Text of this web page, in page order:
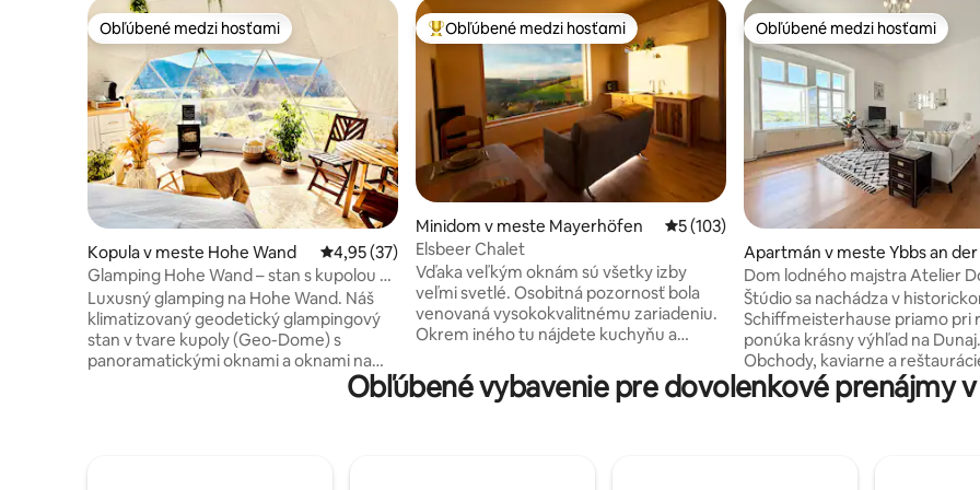
Obľúbené medzi hosťami
Obľúbené medzi hosťami
Kopula v meste Hohe Wand Priemerné ohodnotenie 4,95 z 5, počet hodnotení: 37
4,95 (37)
Glamping Hohe Wand – stan s kupolou a
oknom v tvare hviezdy
Luxusný glamping na Hohe Wand. Náš
klimatizovaný geodetický glampingový
stan v tvare kupoly (Geo-Dome) s
panoramatickými oknami a oknami na
pozorovanie hviezd ponúka prírodu,
romantiku a skutočný pocit stanu v tvare
Najobľúbenejšie medzi hosťami
Obľúbené medzi hosťami
Minidom v meste Mayerhöfen Priemerné ohodnotenie 5 z 5, počet
5 (103)
Elsbeer Chalet
Vďaka veľkým oknám sú všetky izby
veľmi svetlé. Osobitná pozornosť bola
venovaná vysokokvalitnému zariadeniu.
Okrem iného tu nájdete kuchyňu a
jelšového dreva. V celej chate je
bezplatné Wi-Fi pripojenie na internet,
Obľúbené medzi hosťami
Obľúbené medzi hosťami
Apartmán v meste Ybbs an der
onau
Dom lodného majstra Atelier
Štúdio sa nachádza v
Schiffmeisterhause priamo pri
ponúka krásny výhľad na Dunaj.
Obchody, kaviarne a
historickom centre mesta sú
len pár minút chôdze. Štúdio sa
priamo popri budove a
Obľúbené vybavenie pre dovolenkové prenájmy